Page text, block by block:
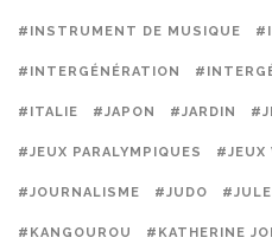
#INSTRUMENT DE MUSIQUE
#INTERGÉNÉRATION
#ITALIE #JAPON #JARDIN
#JEUX PARALYMPIQUES #JEUX
#JOURNALISME #JUDO
#KANGOUROU #KATHERINE